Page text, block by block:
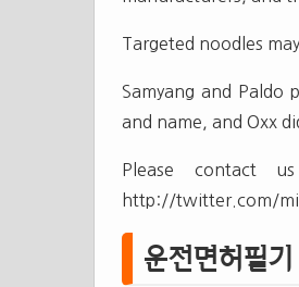
Targeted noodles
Samyang and
and name, and Oxx
Please contact
http://twitter.com/
운전면허필